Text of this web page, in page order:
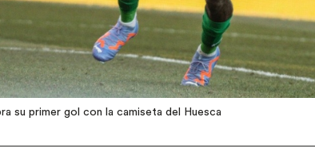
su primer gol con la camiseta del Huesca